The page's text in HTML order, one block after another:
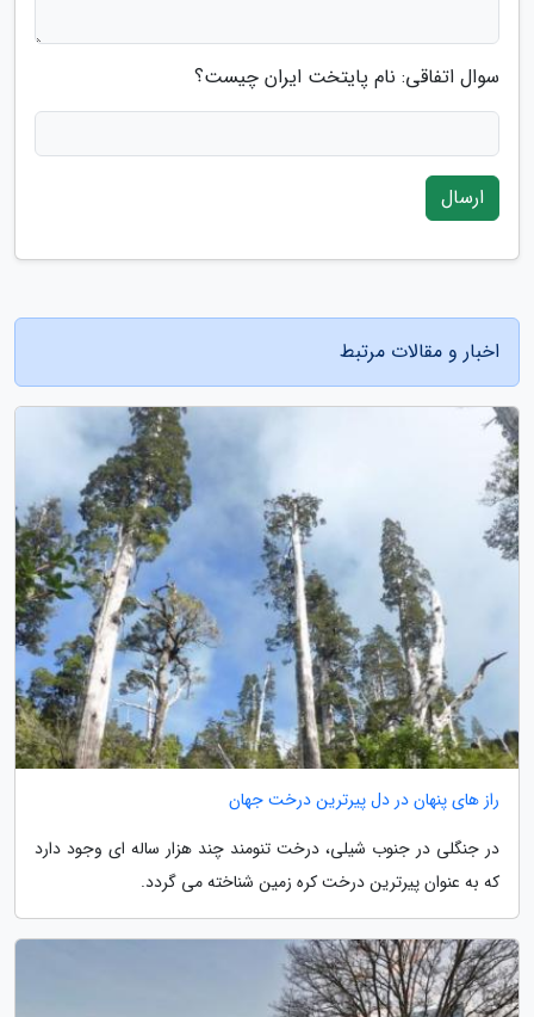
سوال اتفاقی: نام پایتخت ایران چیست؟
ارسال
اخبار و مقالات مرتبط
راز های پنهان در دل پیرترین درخت جهان
در جنگلی در جنوب شیلی، درخت تنومند چند هزار ساله ای وجود دارد
که به عنوان پیرترین درخت کره زمین شناخته می گردد.